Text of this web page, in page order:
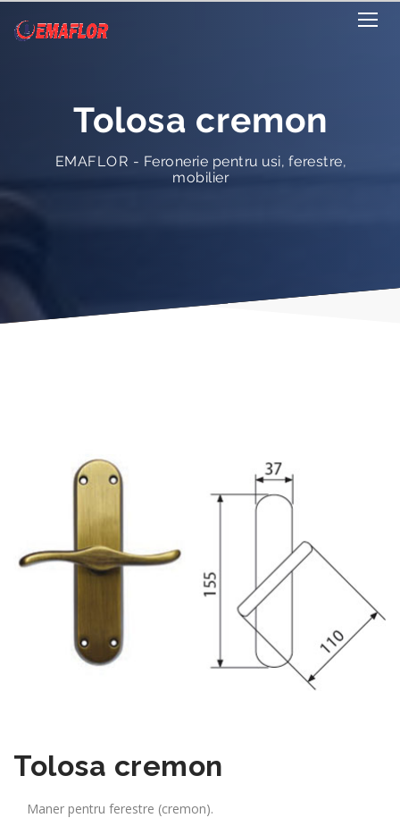
Tolosa cremon
EMAFLOR - Feronerie pentru usi, ferestre,
mobilier
Tolosa cremon
Maner pentru ferestre (cremon).